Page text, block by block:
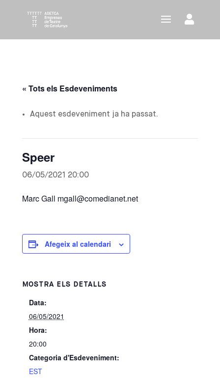
« Tots els Esdeveniments
Aquest esdeveniment ja ha passat.
Speer
06/05/2021 20:00
Marc Gall mgall@comedianet.net
Afegeix al calendari
MOSTRA ELS DETALLS
Data:
06/05/2021
Hora:
20:00
Categoria d'Esdeveniment:
EST